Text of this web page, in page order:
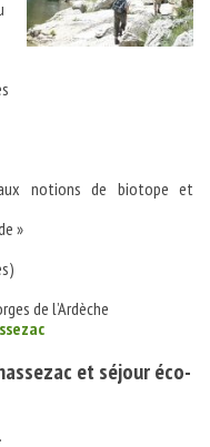
notions de biotope et
»
de l’Ardèche
et séjour éco-